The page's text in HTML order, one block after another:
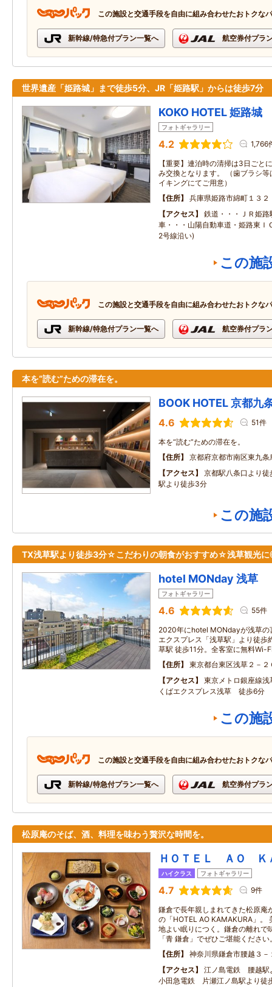
この施設と交通手段を自由に組み合わせたおトクな
新幹線/特急付プラン一覧へ 航空券付プラ
世界遺産「姫路城」まで徒歩5分、JR「姫路駅」からは徒歩7分
KOKO HOTEL 姫路城
フォトギャラリー
4.2 1,766
【重要】連泊時の清掃は3日ごと
み交換となります。 （歯ブラシ
イキングにてご用意）
住所
兵庫県姫路市綿町１３２
アクセス
鉄道・・・ＪＲ姫
車・・・山陽自動車道・姫路東Ｉ
2号線沿い)
この施
この施設と交通手段を自由に組み合わせたおトクな
新幹線/特急付プラン一覧へ 航空券付プラ
本を“読む”ための滞在を。
BOOK HOTEL 京都九
4.6 51件
本を“読む”ための滞在を。
住所
京都府京都市南区東九条
アクセス
京都駅八条口より
駅より徒歩3分
この施
TX浅草駅より徒歩3分☆こだわりの朝食がおすすめ☆浅草観光
hotel MONday 浅草
フォトギャラリー
4.6 55件
2020年にhotel MONdayが浅草の
エクスプレス「浅草駅」より徒歩
草駅 徒歩11分。全客室に無料Wi-
住所
東京都台東区浅草２－２
アクセス
東京メトロ銀座線浅
くばエクスプレス浅草 徒歩6分
この施
この施設と交通手段を自由に組み合わせたおトクな
新幹線/特急付プラン一覧へ 航空券付プラ
松原庵のそば、酒、料理を味わう贅沢な時間を。
ＨＯＴＥＬ ＡＯ Ｋ
ハイクラス フォトギャラリー
4.7 9件
鎌倉で長年親しまれてきた松原庵
の「HOTEL AO KAMAKURA」。
地よい眠りにつく。鎌倉の離れで
「青 鎌倉」でぜひご堪能ください
住所
神奈川県鎌倉市腰越３－
アクセス
江ノ島電鉄 腰越
小田急電鉄 片瀬江ノ島駅より徒